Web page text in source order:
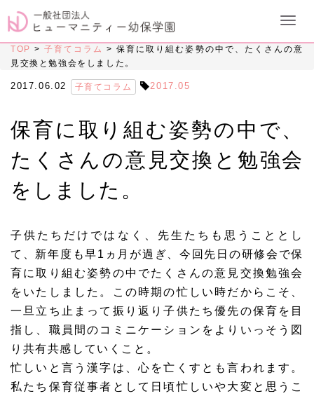
TOP > 子育てコラム > 保育に取り組む姿勢の中で、たくさんの意
見交換と勉強会をしました。
2017.06.02 子育てコラム 2017.05
保育に取り組む姿勢の中で、
たくさんの意見交換と勉強会
をしました。
子供たちだけではなく、先生たちも思うこととし
て、新年度も早1ヵ月が過ぎ、今回先日の研修会で保
育に取り組む姿勢の中でたくさんの意見交換勉強会
をいたしました。この時期の忙しい時だからこそ、
一旦立ち止まって振り返り子供たち優先の保育を目
指し、職員間のコミニケーションをよりいっそう図
り共有共感していくこと。
忙しいと言う漢字は、心を亡くすとも言われます。
私たち保育従事者として日頃忙しいや大変と思うこ